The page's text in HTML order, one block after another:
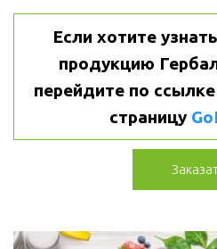
Если хотите
продукцию
перейдите по
страницу